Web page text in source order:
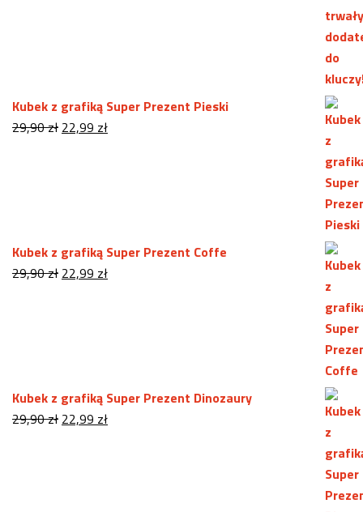
Kubek z grafiką Super Prezent Pieski
29,90zł Pierwotna
22,99 złAktualna
Kubek z grafiką Super Prezent Coffe
29,90zł Pierwotna
22,99 złAktualna
Kubek z grafiką Super Prezent Dinozaury
29,90zł Pierwotna
22,99 złAktualna